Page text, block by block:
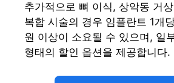
추가적으로 뼈 이식, 상악동 거
복합 시술의 경우 임플란트 1개
원 이상이 소요될 수 있으며, 일
형태의 할인 옵션을 제공합니다.